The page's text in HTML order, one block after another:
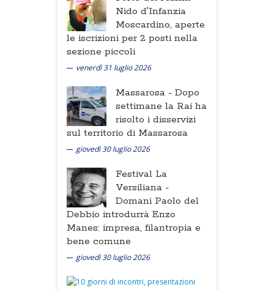
Nido d'Infanzia
Moscardino, aperte
le iscrizioni per 2 posti nella
sezione piccoli
venerdì 31 luglio 2026
Massarosa - Dopo
settimane la Rai ha
risolto i disservizi
sul territorio di Massarosa
giovedì 30 luglio 2026
Festival La
Versiliana -
Domani Paolo del
Debbio introdurrà Enzo
Manes: impresa, filantropia e
bene comune
giovedì 30 luglio 2026